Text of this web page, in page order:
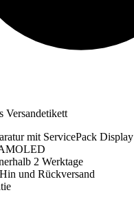
Versandetikett
mit ServicePack Display
2 Werktage
und Rückversand